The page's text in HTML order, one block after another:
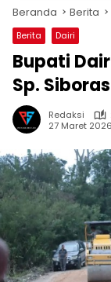
Beranda Berita
Berita Dairi
Bupati
Sp.
Redaksi
27 Maret 2026